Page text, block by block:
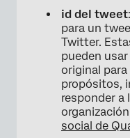
id del tweet
para un
Twitter.
pueden
original para
propósitos,
responder a
social de